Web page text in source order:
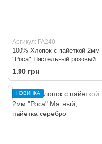
Артикул: PA240
100% Хлопок с пайеткой 2мм
"Роса" Пастельный розовый,
пайетка золото
1.90 грн
НОВИНКА